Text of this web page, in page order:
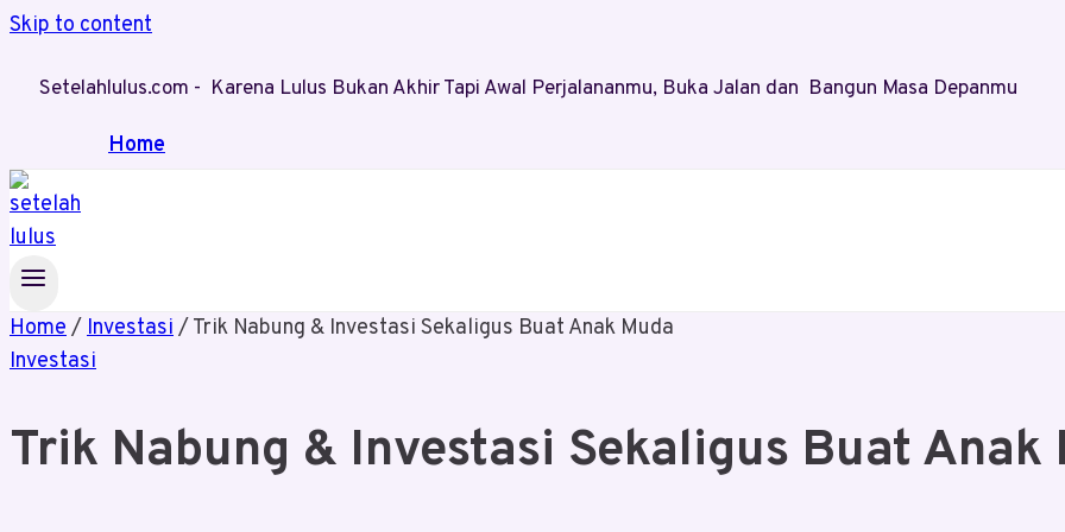
Skip to content
Setelahlulus.com - Karena Lulus Bukan Akhir Tapi Awal Perjalananmu, Buka Jalan dan Bangun Masa Depanmu
Home
Home/ Investasi/ Trik Nabung & Investasi Sekaligus Buat Anak Muda
Investasi
Trik Nabung & Investasi Sekaligus Buat Anak